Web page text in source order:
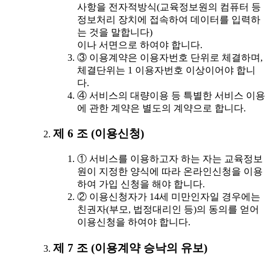
사항을 전자적방식(교육정보원의 컴퓨터 등
정보처리 장치에 접속하여 데이터를 입력하
는 것을 말합니다)
이나 서면으로 하여야 합니다.
③ 이용계약은 이용자번호 단위로 체결하며,
체결단위는 1 이용자번호 이상이어야 합니
다.
④ 서비스의 대량이용 등 특별한 서비스 이용
에 관한 계약은 별도의 계약으로 합니다.
제 6 조 (이용신청)
① 서비스를 이용하고자 하는 자는 교육정보
원이 지정한 양식에 따라 온라인신청을 이용
하여 가입 신청을 해야 합니다.
② 이용신청자가 14세 미만인자일 경우에는
친권자(부모, 법정대리인 등)의 동의를 얻어
이용신청을 하여야 합니다.
제 7 조 (이용계약 승낙의 유보)